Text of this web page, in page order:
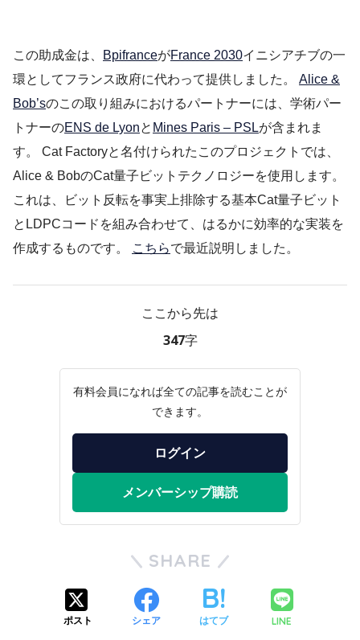
この助成金は、 BpifranceがFrance 2030イニシアチブの一
環としてフランス政府に代わって提供しました。 Alice &
Bob’sのこの取り組みにおけるパートナーには、学術パー
トナーのENS de Lyonと Mines Paris – PSLが含まれま
す。 Cat Factoryと名付けられたこのプロジェクトでは、
Alice & BobのCat量子ビットテクノロジーを使用します。
これは、ビット反転を事実上排除する基本Cat量子ビット
とLDPCコードを組み合わせて、はるかに効率的な実装を
作成するものです。
こちらで最近説明しました。
ここから先は
347字
有料会員になれば全ての記事を読むことが
できます。
ログイン
メンバーシップ購読
SHARE
ポスト シェア はてブ LINE